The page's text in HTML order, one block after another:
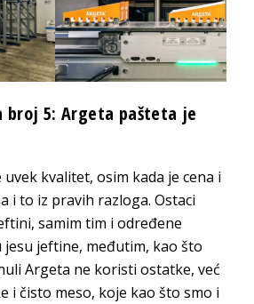
broj 5: Argeta pašteta je
kvalitet, osim kada je cena i
i to iz pravih razloga. Ostaci
samim tim i određene
jeftine, međutim, kao što
Argeta ne koristi ostatke, već
i čisto meso, koje kao što smo i